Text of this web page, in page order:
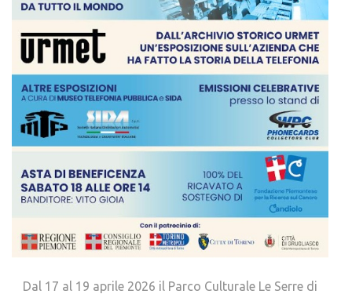
Dal 17 al 19 aprile 2026 il Parco Culturale Le Serre di